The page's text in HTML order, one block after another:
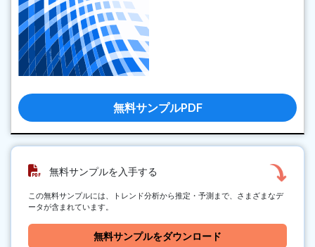
無料サンプルPDF
無料サンプルを入手する
この無料サンプルには、トレンド分析から推定・予測まで、さまざまなデ
ータが含まれています。
無料サンプルをダウンロード